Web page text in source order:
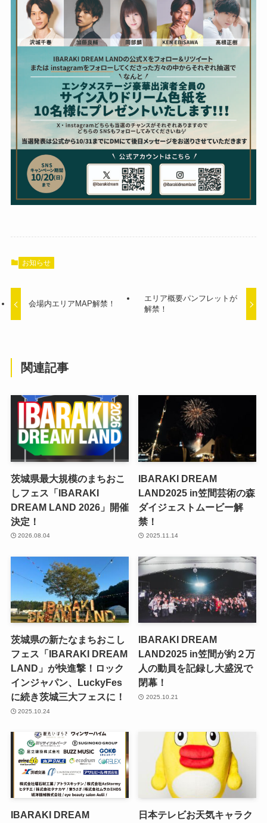
お知らせ
会場内エリアMAP解禁！
エリア概要パンフレットが
解禁！
関連記事
茨城県最大規模のまちおこ
しフェス「IBARAKI
DREAM LAND 2026」開催
決定！
2026.08.04
IBARAKI DREAM
LAND2025 in笠間芸術の森
ダイジェストムービー解
禁！
2025.11.14
茨城県の新たなまちおこし
フェス「IBARAKI DREAM
LAND」が快進撃！ロック
インジャパン、LuckyFes
に続き茨城三大フェスに！
2025.10.24
IBARAKI DREAM
LAND2025 in笠間が約２万
人の動員を記録し大盛況で
閉幕！
2025.10.21
IBARAKI DREAM
日本テレビお天気キャラク